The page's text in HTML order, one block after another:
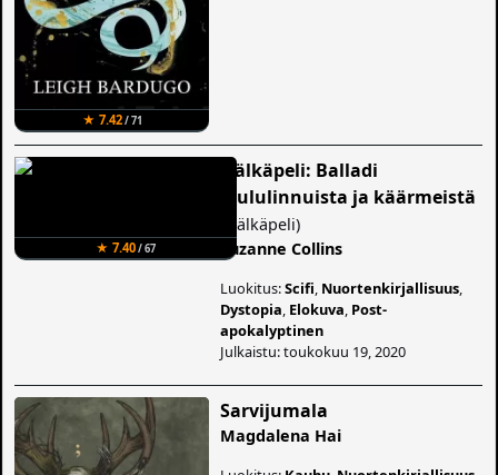
★ 7.42/ 71
★ 7.40/ 67
Nälkäpeli: Balladi
laululinnuista ja käärmeistä
Nälkäpeli)
Suzanne Collins
Luokitus:Scifi Nuortenkirjallisuus
Dystopia Elokuva Post-
apokalyptinen
Julkaistu: toukokuu 19, 2020
Sarvijumala
Magdalena Hai